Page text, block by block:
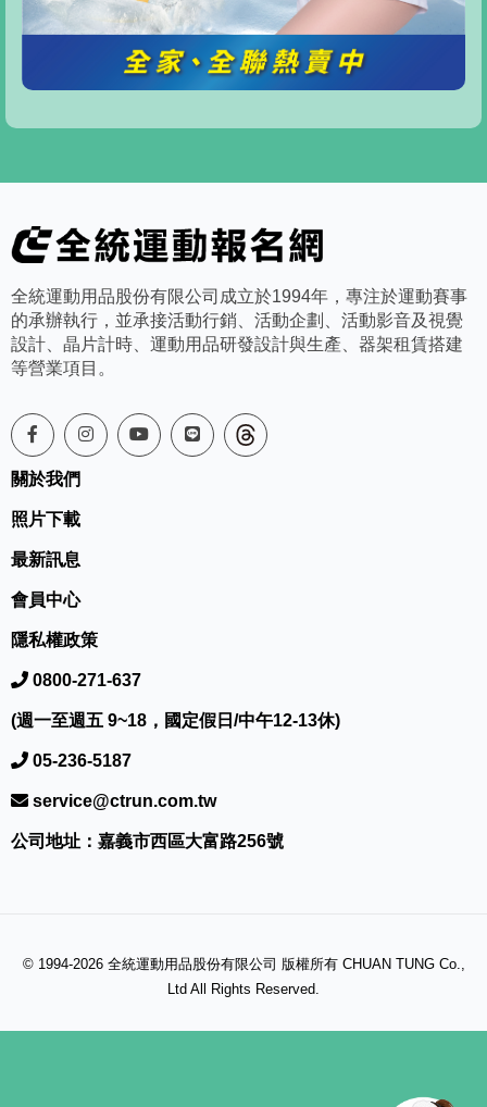
全統運動用品股份有限公司成立於1994年，專注於運動賽事
的承辦執行，並承接活動行銷、活動企劃、活動影音及視覺
設計、晶片計時、運動用品研發設計與生產、器架租賃搭建
等營業項目。
關於我們
照片下載
最新訊息
會員中心
隱私權政策
0800-271-637
(週一至週五 9~18，國定假日/中午12-13休)
05-236-5187
service@ctrun.com.tw
公司地址：嘉義市西區大富路256號
© 1994-2026 全統運動用品股份有限公司 版權所有 CHUAN TUNG Co.,
Ltd All Rights Reserved.